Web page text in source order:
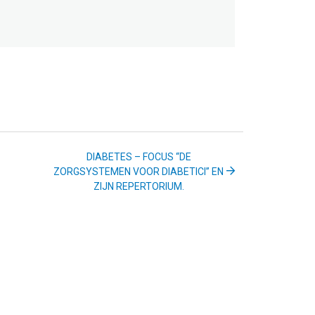
DIABETES – FOCUS “DE
ZORGSYSTEMEN VOOR DIABETICI” EN
ZIJN REPERTORIUM.